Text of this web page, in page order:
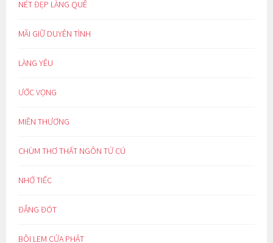
NÉT ĐẸP LÀNG QUÊ
MÃI GIỮ DUYÊN TÌNH
LÀNG YÊU
ƯỚC VỌNG
MIỀN THƯƠNG
CHÙM THƠ THẤT NGÔN TỨ CÚ
NHỚ TIẾC
ĐẮNG ĐÓT
BÔI LEM CỬA PHẬT